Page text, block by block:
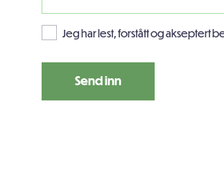
Jeg har lest, forstått og akseptert